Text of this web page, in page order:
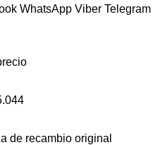
WhatsApp Viber Telegram
de recambio original